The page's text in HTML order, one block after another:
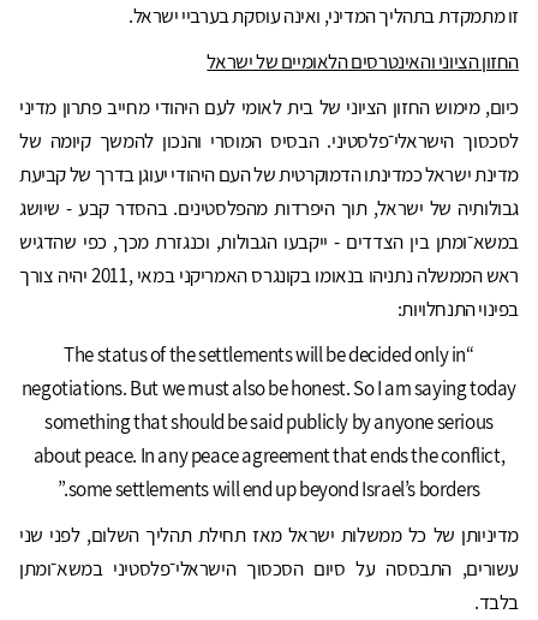
זו מתמקדת בתהליך המדיני, ואינה עוסקת בערביי ישראל.
החזון הציוני והאינטרסים הלאומיים של ישראל
כיום, מימוש החזון הציוני של בית לאומי לעם היהודי מחייב פתרון מדיני
לסכסוך הישראלי־פלסטיני. הבסיס המוסרי והנכון להמשך קיומה של
מדינת ישראל כמדינתו הדמוקרטית של העם היהודי יעוגן בדרך של קביעת
גבולותיה של ישראל, תוך היפרדות מהפלסטינים. בהסדר קבע - שיושג
במשא־ומתן בין הצדדים - ייקבעו הגבולות, וכנגזרת מכך, כפי שהדגיש
ראש הממשלה נתניהו בנאומו בקונגרס האמריקני במאי ,2011 יהיה צורך
בפינוי התנחלויות:
“The status of the settlements will be decided only in
negotiations. But we must also be honest. So I am saying today
something that should be said publicly by anyone serious
about peace. In any peace agreement that ends the conflict,
some settlements will end up beyond Israel’s borders.”
מדיניותן של כל ממשלות ישראל מאז תחילת תהליך השלום, לפני שני
עשורים, התבססה על סיום הסכסוך הישראלי־פלסטיני במשא־ומתן
בלבד.